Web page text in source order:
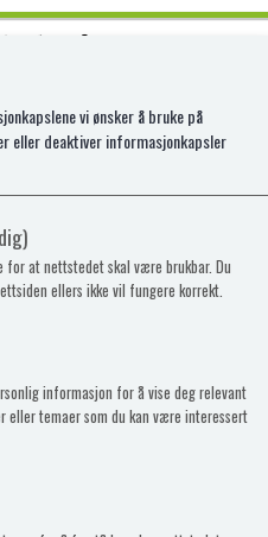
RESCUE
vi ønsker å bruke på
eller deaktiver informasjonkapsler
for at nettstedet skal være brukbar. Du
ellers ikke vil fungere korrekt.
informasjon for å vise deg relevant
eller temaer som du kan være interessert